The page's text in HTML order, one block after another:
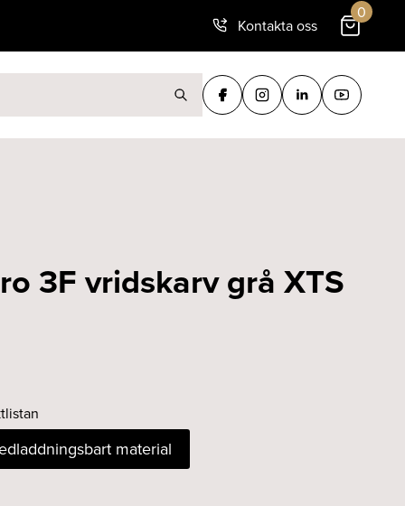
Kontakta oss
0
3F vridskarv grå XTS
material